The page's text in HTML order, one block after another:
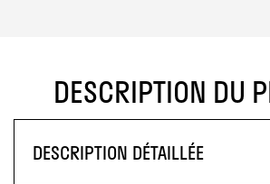
DESCRIPTION DU
DESCRIPTION DÉTAILLÉE